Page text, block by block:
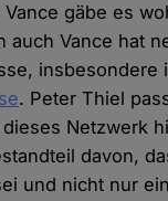
gäbe es
auch Vance hat
insbesondere
. Peter Thiel
Netzwerk
davon,
und nicht nur